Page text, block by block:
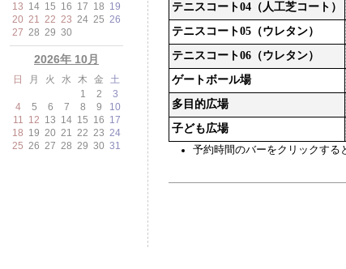
予約時間のバーをクリックする
テニスコート04（人工芝コート）
テニスコート05（ウレタン）
テニスコート06（ウレタン）
ゲートボール場
多目的広場
子ども広場
13 14 15 16 17 18 19
20 21 22 23 24 25 26
27 28 29 30
2026年 10月
日 月 火 水 木 金
土
1
2
3
4
5 6 7 8 9
10
11 12 13 14 15 16 17
18 19 20 21 22 23 24
25 26 27 28 29 30 31